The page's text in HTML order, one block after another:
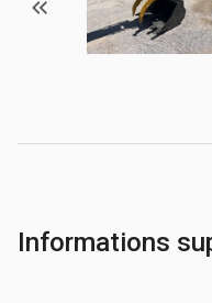
Informations